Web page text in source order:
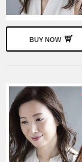
BUY NOW